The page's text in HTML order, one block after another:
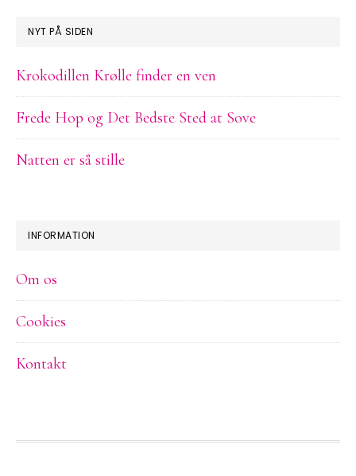
NYT PÅ SIDEN
Krokodillen Krølle finder en ven
Frede Hop og Det Bedste Sted at Sove
Natten er så stille
INFORMATION
Om os
Cookies
Kontakt